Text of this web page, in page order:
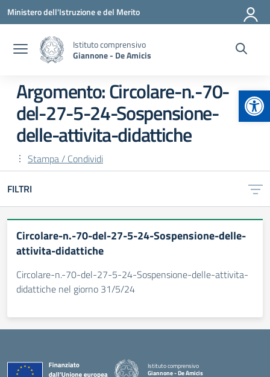
Vai ai contenuti
Vai al menu di navigazione
Vai al footer
Ministero dell'Istruzione e del Merito
Istituto comprensivo
Giannone - De Amicis
Argomento: Circolare-n.-70-
del-27-5-24-Sospensione-
delle-attivita-didattiche
Stampa / Condividi
FILTRI
Circolare-n.-70-del-27-5-24-Sospensione-delle-
attivita-didattiche
Circolare-n.-70-del-27-5-24-Sospensione-delle-attivita-
didattiche nel giorno 31/5/24
Istituto comprensivo
Giannone - De Amicis